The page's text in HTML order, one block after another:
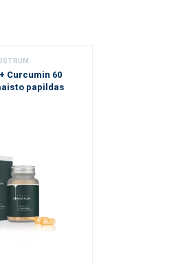
Curcumin 60
papildas